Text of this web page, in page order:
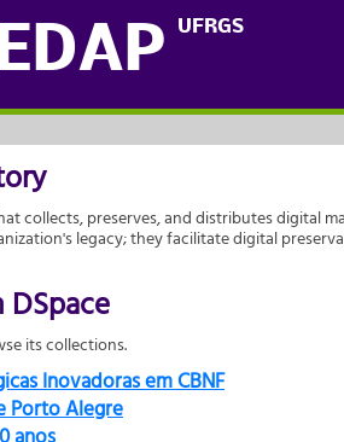
UFRGS
collects, preserves, and distributes digital
legacy; they facilitate digital
its collections.
Inovadoras em CBNF
Porto Alegre
anos